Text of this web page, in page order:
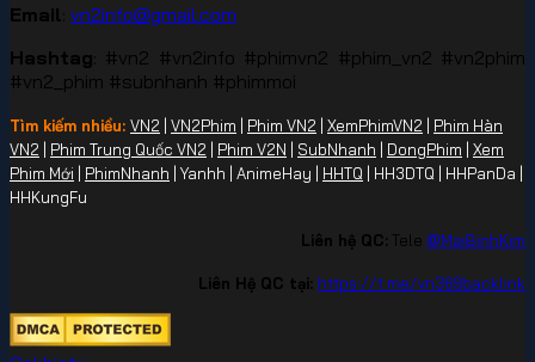
Email vn2info@gmail.com
Hashtag : #vn2 #vn2info #phimvn2 #phim_vn2 #vn2phim
#vn2_phim #subnhanh #phimmoi
Tìm kiếm nhiều: VN2 | VN2Phim | Phim VN2 | XemPhimVN2 | Phim Hàn
VN2 | Phim Trung Quốc VN2 | Phim V2N | SubNhanh | DongPhim | Xem
Phim Mới | PhimNhanh | Yanhh | AnimeHay | HHTQ | HH3DTQ | HHPanDa |
HHKungFu
Liên hệ QC: Tele @MaiBinhKim
Liên Hệ QC tại: https://t.me/vn369backlink